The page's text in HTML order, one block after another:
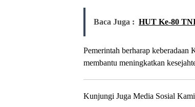
Baca Juga : HUT Ke-80
Pemerintah berharap keberadaan
membantu meningkatkan
Kunjungi Juga Media Sosial